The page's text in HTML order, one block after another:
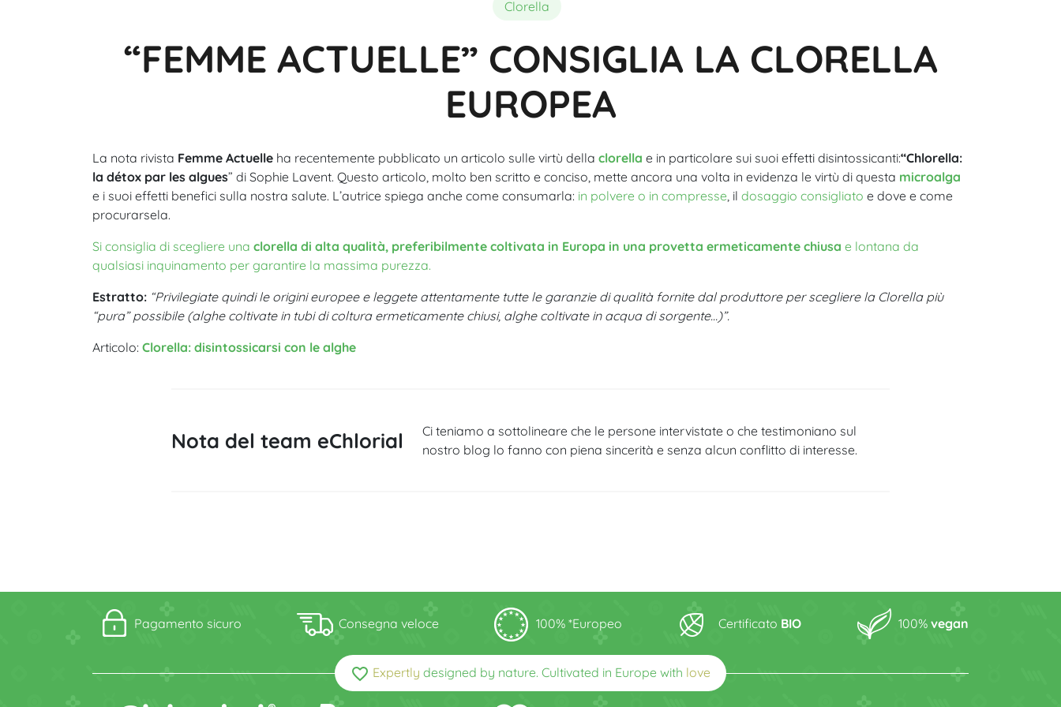
Composizione
Migliore Spirulina Bio
Acutezza visiva
Clorella
“FEMME ACTUELLE” CONSIGLIA LA CLORELLA
EUROPEA
La nota rivista Femme Actuelle ha recentemente pubblicato un articolo sulle virtù della clorella e in particolare sui suoi effetti disintossicanti:“Chlorella:
la détox par les algues” di Sophie Lavent. Questo articolo, molto ben scritto e conciso, mette ancora una volta in evidenza le virtù di questa microalga
e i suoi effetti benefici sulla nostra salute. L’autrice spiega anche come consumarla: in polvere o in compresse, il dosaggio consigliato e dove e come
procurarsela.
Si consiglia di scegliere una clorella di alta qualità, preferibilmente coltivata in Europa in una provetta ermeticamente chiusa e lontana da
qualsiasi inquinamento per garantire la massima purezza.
Estratto: “Privilegiate quindi le origini europee e leggete attentamente tutte le garanzie di qualità fornite dal produttore per scegliere la Clorella più
“pura” possibile (alghe coltivate in tubi di coltura ermeticamente chiusi, alghe coltivate in acqua di sorgente…)”.
Articolo: Clorella: disintossicarsi con le alghe
Nota del team eChlorial
Ci teniamo a sottolineare che le persone intervistate o che testimoniano sul
nostro blog lo fanno con piena sincerità e senza alcun conflitto di interesse.
Pagamento sicuro Consegna veloce 100% *Europeo Certificato BIO 100% vegan
favorite_border Expertly designed by nature. Cultivated in Europe with love